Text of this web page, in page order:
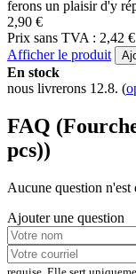
ferons un plaisir d'y
2,90 €
Prix sans TVA : 2,42 €
Afficher le produit
En stock
nous livrerons 12.8. (
FAQ
pcs))
Aucune question n'est
Ajouter une question